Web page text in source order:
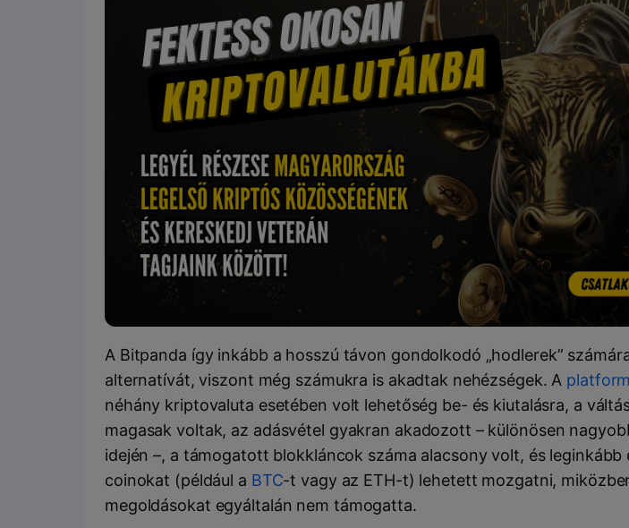
A Bitpanda így inkább a hosszú távon gondolkodó „hodlerek”
alternatívát, viszont még számukra is akadtak nehézségek. A
néhány kriptovaluta esetében volt lehetőség be- és kiutalásra, a
magasak voltak, az adásvétel gyakran akadozott – különösen
idején –, a támogatott blokkláncok száma alacsony volt, és leginkább
coinokat (például a BTC-t vagy az ETH-t) lehetett mozgatni,
megoldásokat egyáltalán nem támogatta.